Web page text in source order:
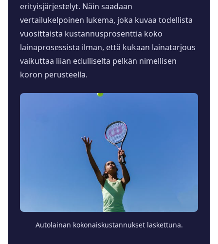
erityisjärjestelyt. Näin saadaan
vertailukelpoinen lukema, joka kuvaa todellista
vuosittaista kustannusprosenttia koko
lainaprosessista ilman, että kukaan lainatarjous
vaikuttaa liian edulliselta pelkän nimellisen
koron perusteella.
Autolainan kokonaiskustannukset laskettuna.